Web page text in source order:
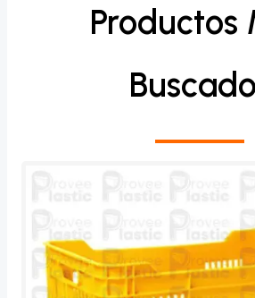
Productos